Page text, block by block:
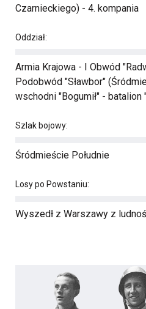
Czarnieckiego) - 4. kompania
Oddział:
Armia Krajowa - I Obwód
Podobwód "Sławbor"
wschodni "Bogumił" - batalion
Szlak bojowy:
Śródmieście Południe
Losy po Powstaniu:
Wyszedł z Warszawy z